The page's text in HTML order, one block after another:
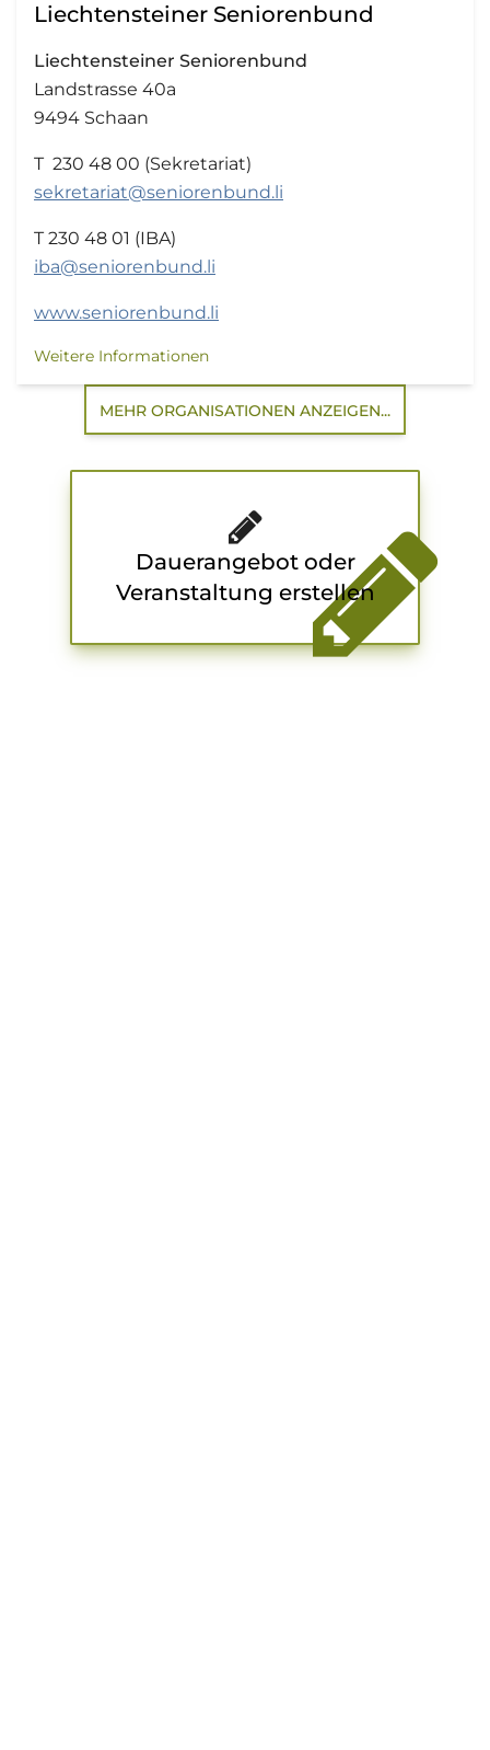
Liechtensteiner Seniorenbund
Liechtensteiner Seniorenbund
Landstrasse 40a
9494 Schaan
T 230 48 00 (Sekretariat)
sekretariat@seniorenbund.li
T 230 48 01 (IBA)
iba@seniorenbund.li
www.seniorenbund.li
Weitere Informationen
MEHR ORGANISATIONEN ANZEIGEN...
Dauerangebot oder
Veranstaltung erstellen